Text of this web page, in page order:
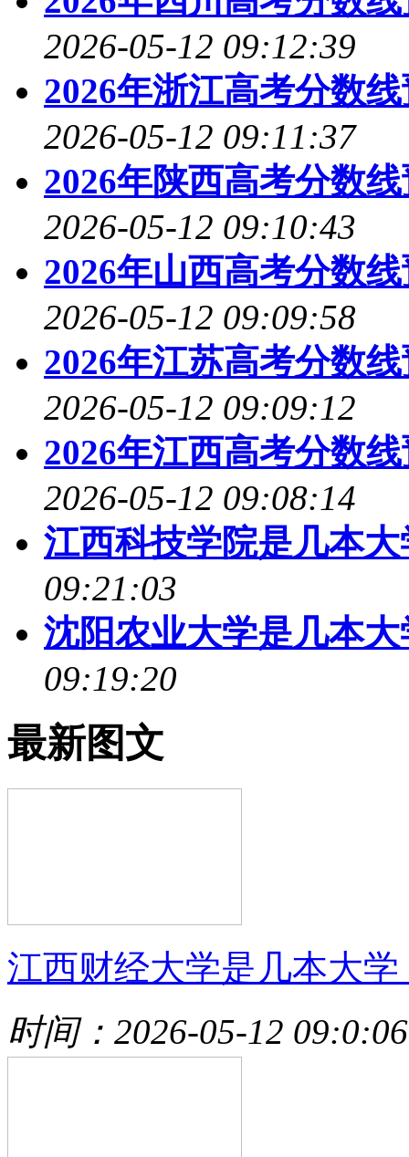
2026-05-12 09:12:39
2026年浙江高考分数
2026-05-12 09:11:37
2026年陕西高考分数
2026-05-12 09:10:43
2026年山西高考分数
2026-05-12 09:09:58
2026年江苏高考分数
2026-05-12 09:09:12
2026年江西高考分数
2026-05-12 09:08:14
江西科技学院是几本
09:21:03
沈阳农业大学是几本
09:19:20
最新图文
江西财经大学是几本大学
时间：2026-05-12 09:0:06